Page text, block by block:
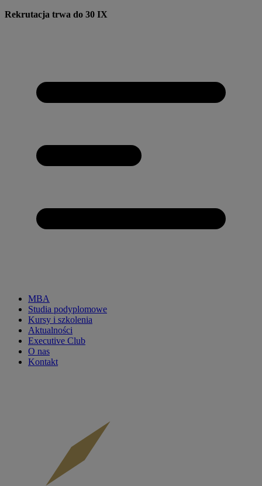
Przejdź
Rekrutacja trwa do 30 IX
CKP
menu
main
MBA
Studia podyplomowe
Kursy i szkolenia
Aktualności
Executive Club
O nas
Kontakt